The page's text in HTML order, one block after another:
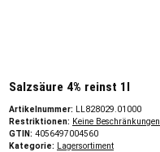
Salzsäure 4% reinst 1l
Artikelnummer: LL828029.01000
Restriktionen: Keine Beschränkungen
GTIN: 4056497004560
Kategorie: Lagersortiment